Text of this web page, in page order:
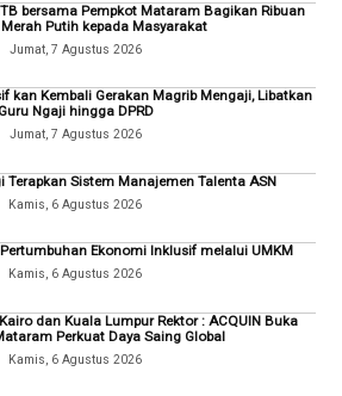
bersama Pempkot Mataram Bagikan Ribuan
Putih kepada Masyarakat
Jumat, 7 Agustus 2026
kan Kembali Gerakan Magrib Mengaji, Libatkan
Guru Ngaji hingga DPRD
Jumat, 7 Agustus 2026
Terapkan Sistem Manajemen Talenta ASN
Kamis, 6 Agustus 2026
Ekonomi Inklusif melalui UMKM
Kamis, 6 Agustus 2026
dan Kuala Lumpur Rektor : ACQUIN Buka
Perkuat Daya Saing Global
Kamis, 6 Agustus 2026